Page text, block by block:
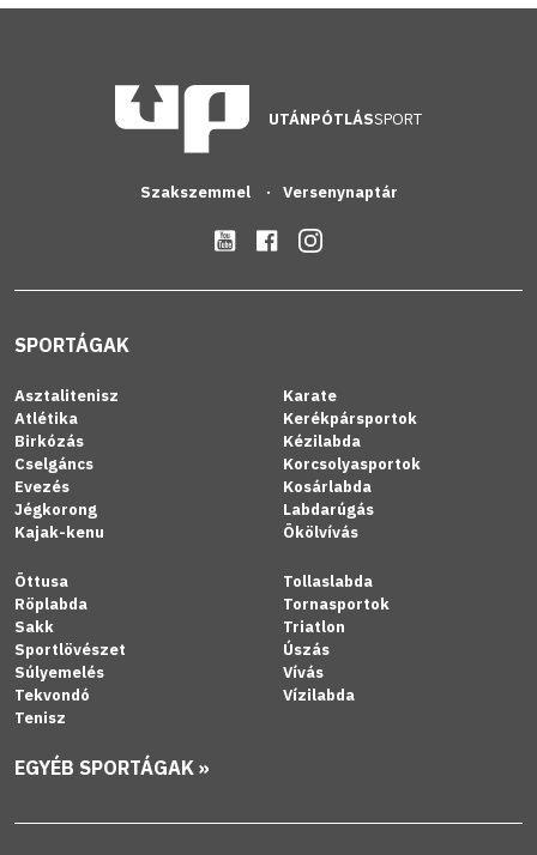
UTÁNPÓTLÁSSPORT
Szakszemmel Versenynaptár
SPORTÁGAK
Asztalitenisz
Atlétika
Birkózás
Cselgáncs
Evezés
Jégkorong
Kajak-kenu
Karate
Kerékpársportok
Kézilabda
Korcsolyasportok
Kosárlabda
Labdarúgás
Ökölvívás
Öttusa
Röplabda
Sakk
Sportlövészet
Súlyemelés
Tekvondó
Tenisz
Tollaslabda
Tornasportok
Triatlon
Úszás
Vívás
Vízilabda
EGYÉB SPORTÁGAK »